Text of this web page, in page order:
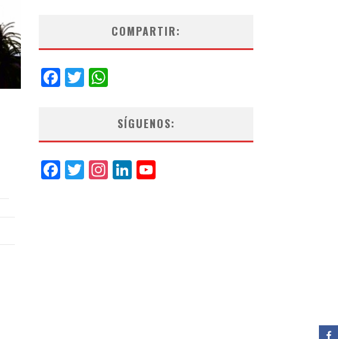
COMPARTIR:
Facebook
Twitter
SÍGUENOS:
Facebook
Twitter
Instagram
LinkedIn